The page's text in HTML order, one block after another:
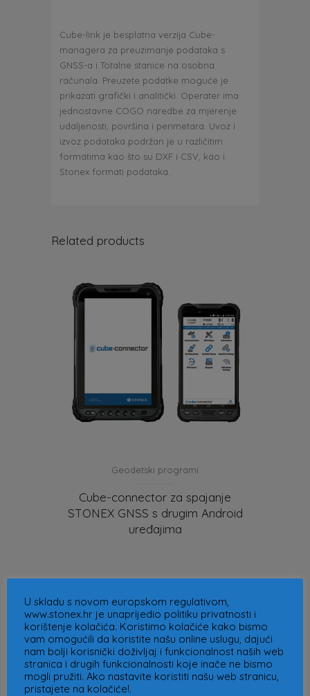
Cube-link je besplatna verzija Cube-
managera za preuzimanje podataka s
GNSS-a i Totalne stanice na osobna
računala. Preuzete podatke moguće je
prikazati grafički i analitički. Operater ima
jednostavne COGO naredbe za mjerenje
udaljenosti, površina i perimetara. Uvoz i
izvoz podataka podržan je u različitim
formatima kao što su DXF i CSV, kao i
Stonex formati podataka..
Related products
Geodetski programi
Cube-connector za spajanje
STONEX GNSS s drugim Android
uređajima
U skladu s novom europskom regulativom,
www.stonex.hr je unaprijedio politiku privatnosti i
korištenje kolačića. Koristimo kolačiće kako bismo
vam omogućili da koristite našu online uslugu, dajući
nam bolji korisnički doživljaj i funkcionalnost naših web
stranica i drugih funkcionalnosti koje inače ne bismo
mogli pružiti. Ako nastavite koristiti našu web stranicu,
pristajete na kolačiće!.